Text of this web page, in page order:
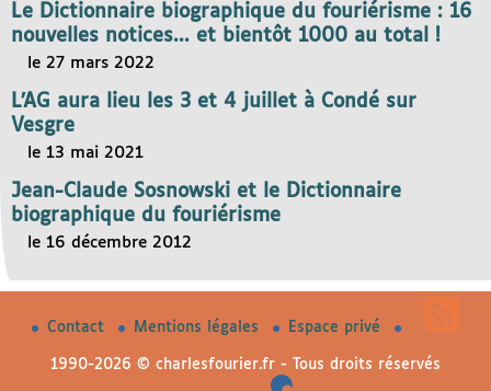
Le Dictionnaire biographique du fouriérisme : 16
nouvelles notices... et bientôt 1000 au total !
le 27 mars 2022
L’AG aura lieu les 3 et 4 juillet à Condé sur
Vesgre
le 13 mai 2021
Jean-Claude Sosnowski et le Dictionnaire
biographique du fouriérisme
le 16 décembre 2012
Contact Mentions légales Espace privé
1990-2026 © charlesfourier.fr - Tous droits réservés